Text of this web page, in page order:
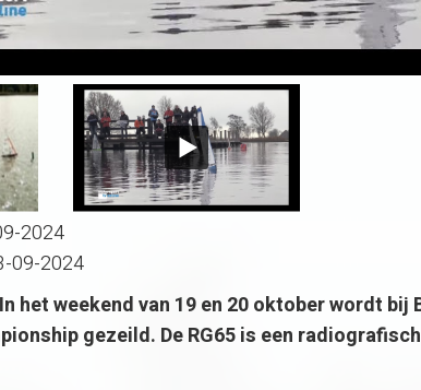
2024
09-2024
In het weekend van 19 en 20 oktober wordt
gezeild. De RG65 is een